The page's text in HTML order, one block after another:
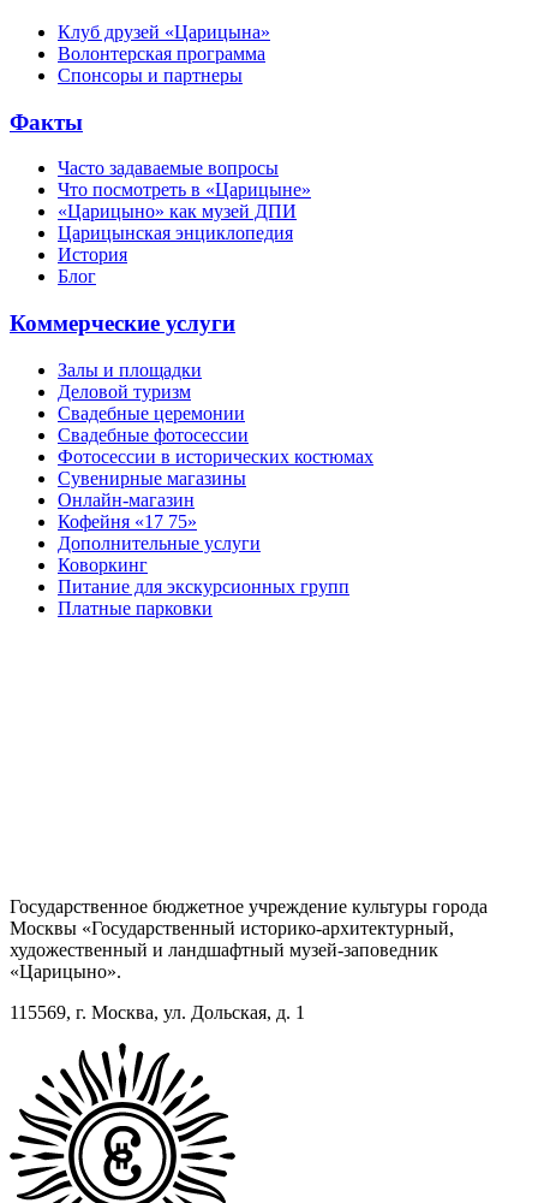
Клуб друзей «Царицына»
Волонтерская программа
Спонсоры и партнеры
Факты
Часто задаваемые вопросы
Что посмотреть в «Царицыне»
«Царицыно» как музей ДПИ
Царицынская энциклопедия
История
Блог
Коммерческие услуги
Залы и площадки
Деловой туризм
Свадебные церемонии
Свадебные фотосессии
Фотосессии в исторических костюмах
Сувенирные магазины
Онлайн-магазин
Кофейня «17 75»
Дополнительные услуги
Коворкинг
Питание для экскурсионных групп
Платные парковки
Государственное бюджетное учреждение культуры города
Москвы «Государственный историко-архитектурный,
художественный и ландшафтный музей-заповедник
«Царицыно».
115569, г. Москва, ул. Дольская, д. 1